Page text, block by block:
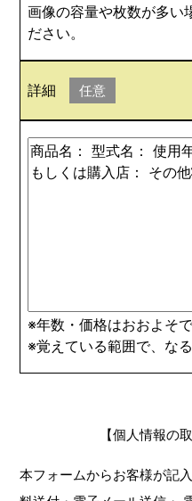
画像の容量や枚数が多い
ださい。
詳細 任意
※年数・価格はおおよそで
※覚えている範囲で、な
【個人情報の
本フォームからお客様が記